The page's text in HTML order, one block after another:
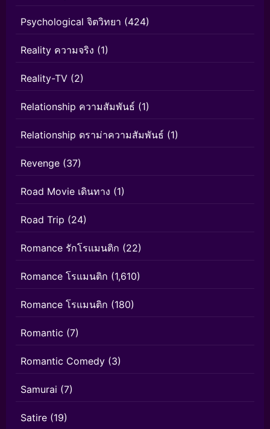
Psychological จิตวิทยา (424)
Reality ความจริง (1)
Reality-TV (2)
Relationship ความสัมพันธ์ (1)
Relationship ดราม่าความสัมพันธ์ (1)
Revenge (37)
Road Movie เดินทาง (1)
Road Trip (24)
Romance รักโรแมนติก (22)
Romance โรแมนติก (1,610)
Romance โรแมนติก (180)
Romantic (7)
Romantic Comedy (3)
Samurai (7)
Satire (19)